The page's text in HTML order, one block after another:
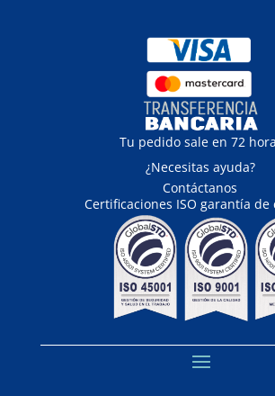
Tu pedido sale en 72
¿Necesitas ayuda?
Contáctanos
Certificaciones ISO garantía de